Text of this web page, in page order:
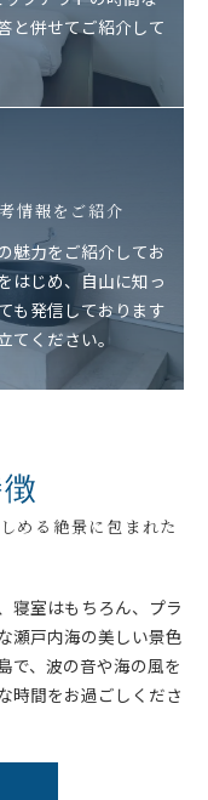
と併せてご紹介して
情報をご紹介
魅力をご紹介してお
はじめ、自山に知っ
も発信しております
てください。
める絶景に包まれた
寝室はもちろん、プラ
瀬戸内海の美しい景色
で、波の音や海の風を
時間をお過ごしくださ